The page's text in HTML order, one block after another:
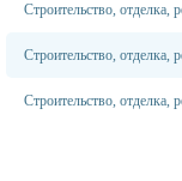
Строительство, отделка,
Строительство, отделка,
Строительство, отделка,